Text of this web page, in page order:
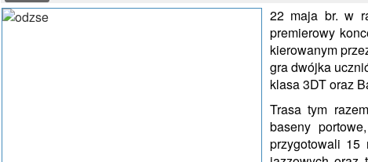
22 maja br. w
premierowy
kierowanym
gra dwójka
klasa 3DT oraz
Trasa tym
baseny
przygotowali 15